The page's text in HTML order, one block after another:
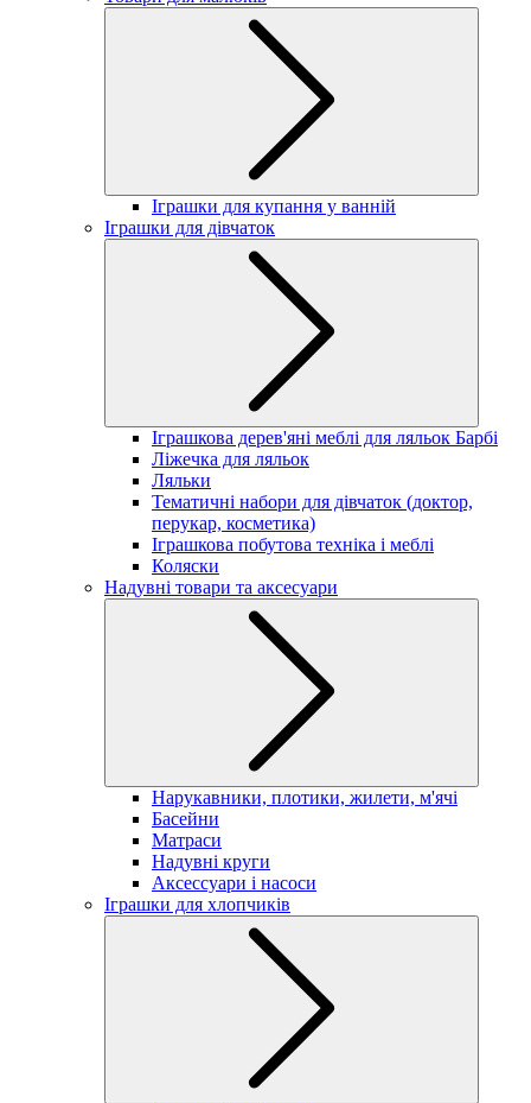
Іграшки для купання у ванній
Іграшки для дівчаток
Іграшкова дерев'яні меблі для ляльок Барбі
Ліжечка для ляльок
Ляльки
Тематичні набори для дівчаток (доктор,
перукар, косметика)
Іграшкова побутова техніка і меблі
Коляски
Надувні товари та аксесуари
Нарукавники, плотики, жилети, м'ячі
Басейни
Матраси
Надувні круги
Аксессуари і насоси
Іграшки для хлопчиків